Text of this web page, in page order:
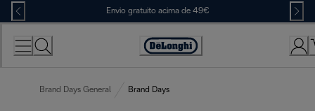
Skip
to
Content
Envio gratuito acima de 49€
Accessibility
Brand Days General Brand Days